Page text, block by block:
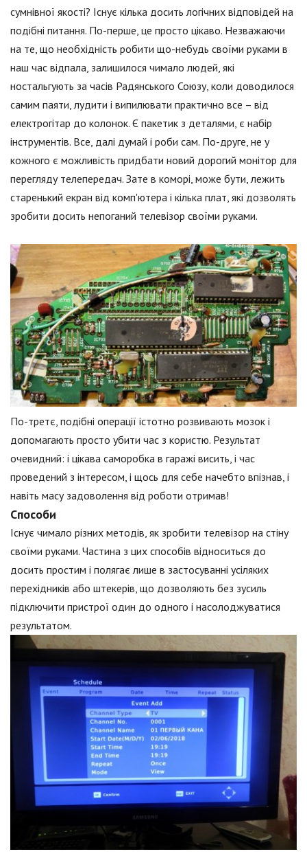
сумнівної якості? Існує кілька досить логічних відповідей на
подібні питання. По-перше, це просто цікаво. Незважаючи
на те, що необхідність робити що-небудь своїми руками в
наш час відпала, залишилося чимало людей, які
ностальгують за часів Радянського Союзу, коли доводилося
самим паяти, лудити і випилювати практично все – від
електрогітар до колонок. Є пакетик з деталями, є набір
інструментів. Все, далі думай і роби сам. По-друге, не у
кожного є можливість придбати новий дорогий монітор для
перегляду телепередач. Зате в коморі, може бути, лежить
старенький екран від комп'ютера і кілька плат, які дозволять
зробити досить непоганий телевізор своїми руками.
По-третє, подібні операції істотно розвивають мозок і
допомагають просто убити час з користю. Результат
очевидний: і цікава саморобка в гаражі висить, і час
проведений з інтересом, і щось для себе начебто впізнав, і
навіть масу задоволення від роботи отримав!
Способи
Існує чимало різних методів, як зробити телевізор на стіну
своїми руками. Частина з цих способів відноситься до
досить простим і полягає лише в застосуванні усіляких
перехідників або штекерів, що дозволяють без зусиль
підключити пристрої один до одного і насолоджуватися
результатом.